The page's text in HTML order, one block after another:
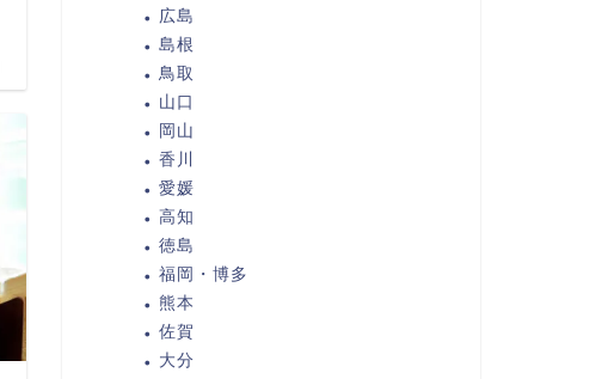
広島
島根
鳥取
山口
岡山
香川
愛媛
高知
徳島
福岡・博多
熊本
佐賀
大分